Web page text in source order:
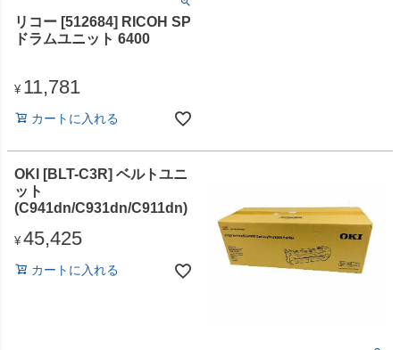
リコー [512684] RICOH SP
ドラムユニット 6400
¥ 11,781
カートに入れる
OKI [BLT-C3R] ベルトユニ
ット
(C941dn/C931dn/C911dn)
¥ 45,425
カートに入れる